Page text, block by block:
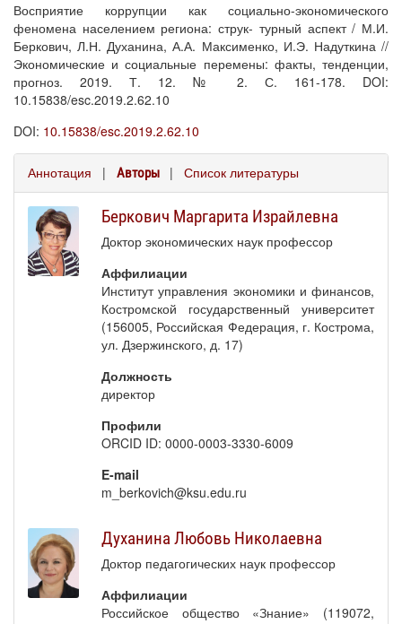
Восприятие коррупции как социально-экономического
феномена населением региона: струк- турный аспект / М.И.
Беркович, Л.Н. Духанина, А.А. Максименко, И.Э. Надуткина //
Экономические и социальные перемены: факты, тенденции,
прогноз. 2019. Т. 12. № 2. С. 161-178. DOI:
10.15838/esc.2019.2.62.10
DOI: 10.15838/esc.2019.2.62.10
Аннотация | Авторы | Список литературы
Беркович Маргарита Израйлевна
Доктор экономических наук профессор
Аффилиации
Институт управления экономики и финансов,
Костромской государственный университет
(156005, Российская Федерация, г. Кострома,
ул. Дзержинского, д. 17)
Должность
директор
Профили
ORCID ID: 0000-0003-3330-6009
E-mail
m_berkovich@ksu.edu.ru
Духанина Любовь Николаевна
Доктор педагогических наук профессор
Аффилиации
Российское общество «Знание» (119072,